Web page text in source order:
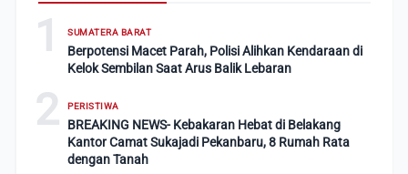
1 SUMATERA BARAT
Berpotensi Macet Parah, Polisi Alihkan Kendaraan di
Kelok Sembilan Saat Arus Balik Lebaran
2 PERISTIWA
BREAKING NEWS- Kebakaran Hebat di Belakang
Kantor Camat Sukajadi Pekanbaru, 8 Rumah Rata
dengan Tanah